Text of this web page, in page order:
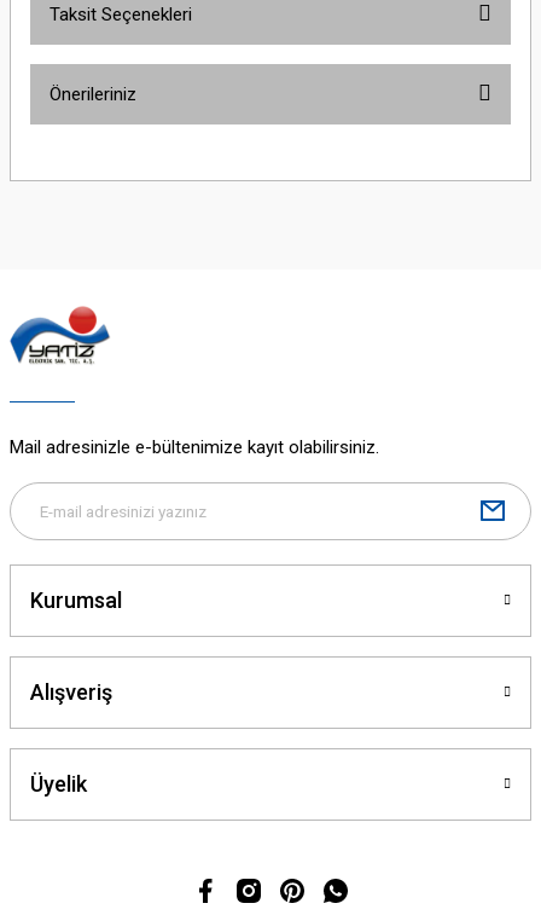
Taksit Seçenekleri
Önerileriniz
Ürün açıklamasında eksik bilgiler bulunuyor.
Ürün bilgilerinde hatalar bulunuyor.
Mail adresinizle e-bültenimize kayıt olabilirsiniz.
Kurumsal
Alışveriş
Üyelik